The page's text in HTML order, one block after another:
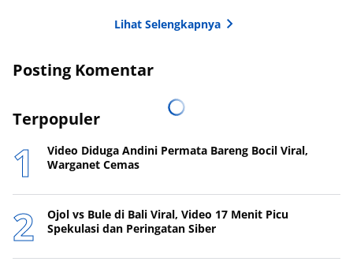
Lihat Selengkapnya
Posting Komentar
Terpopuler
Video Diduga Andini Permata Bareng Bocil Viral,
Warganet Cemas
Ojol vs Bule di Bali Viral, Video 17 Menit Picu
Spekulasi dan Peringatan Siber